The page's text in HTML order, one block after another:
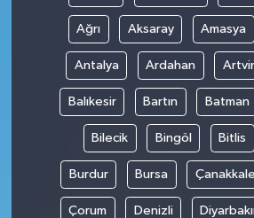
Ağrı Aksaray Amasya
Antalya Ardahan
Balıkesir Bartın Batman
Bilecik Bingöl Bitlis
Burdur Bursa Çanakkale
Çorum Denizli